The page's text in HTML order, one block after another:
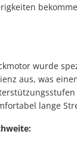
wurde
aus, was
lange